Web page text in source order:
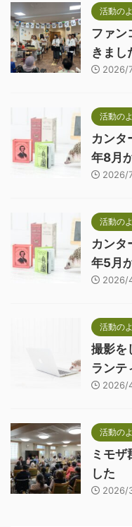
活動の
ファン
きまし
2026/
活動の
カンタ
年8月
2026/
活動の
カンタ
年5月
2026/
活動の
撮影を
ランテ
2026/
活動の
ミモ
した
2026/